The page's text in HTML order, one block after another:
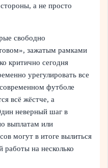
а не просто
свободно
зажатым рамками
критично сегодня
урегулировать все
футболе
всё жёстче, а
неверный шаг в
выплатам или
могут в итоге вылиться
работы на несколько